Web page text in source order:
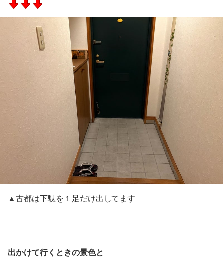
▲古都は下駄を１足だけ出してます
出かけて行くときの景色と